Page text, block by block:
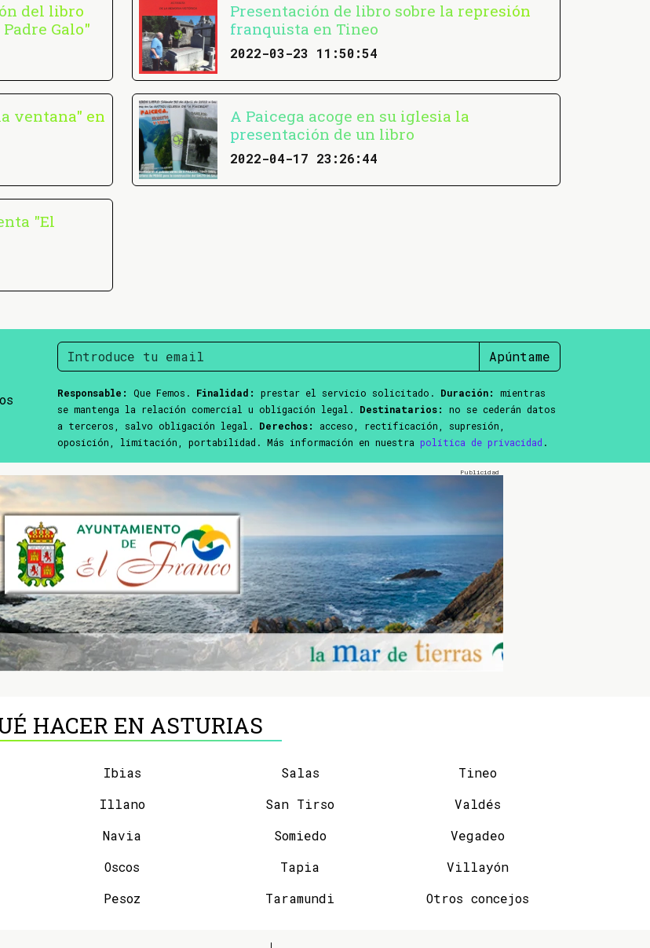
del libro
Galo"
Presentación de libro sobre la represión
franquista en Tineo
2022-03-23 11:50:54
ventana" en
A Paicega acoge en su iglesia la
presentación de un libro
2022-04-17 23:26:44
"El
Apúntame
Responsable: Que Femos. Finalidad: prestar el servicio solicitado. Duración:
mientras
se mantenga la relación comercial u obligación legal. Destinatarios:
no se cederán datos
a terceros, salvo obligación legal. Derechos:
acceso, rectificación, supresión,
oposición, limitación, portabilidad. Más información en nuestra política de privacidad .
HACER EN ASTURIAS
Ibias
Illano
Navia
Oscos
Pesoz
Salas
San Tirso
Somiedo
Tapia
Taramundi
Tineo
Valdés
Vegadeo
Villayón
Otros concejos